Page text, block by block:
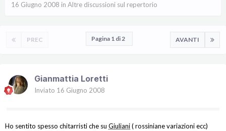
16 Giugno 2008 in Altre discussioni sul repertorio
PREC AVANTI
Pagina 1 di 2
Gianmattia Loretti
Inviato 16 Giugno 2008
Ho sentito spesso chitarristi che su Giuliani( rossiniane variazioni ecc)